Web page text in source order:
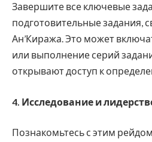
Завершите все ключевые
подготовительные задания,
Ан’Киража. Это может
или выполнение серий
открывают доступ к
4. Исследование и
Познакомьтесь с этим